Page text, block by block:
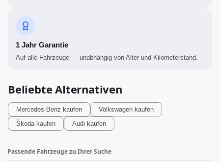
1 Jahr Garantie
Auf alle Fahrzeuge — unabhängig von Alter und Kilometerstand.
Beliebte Alternativen
Mercedes-Benz kaufen Volkswagen kaufen
Škoda kaufen Audi kaufen
Passende Fahrzeuge zu Ihrer Suche